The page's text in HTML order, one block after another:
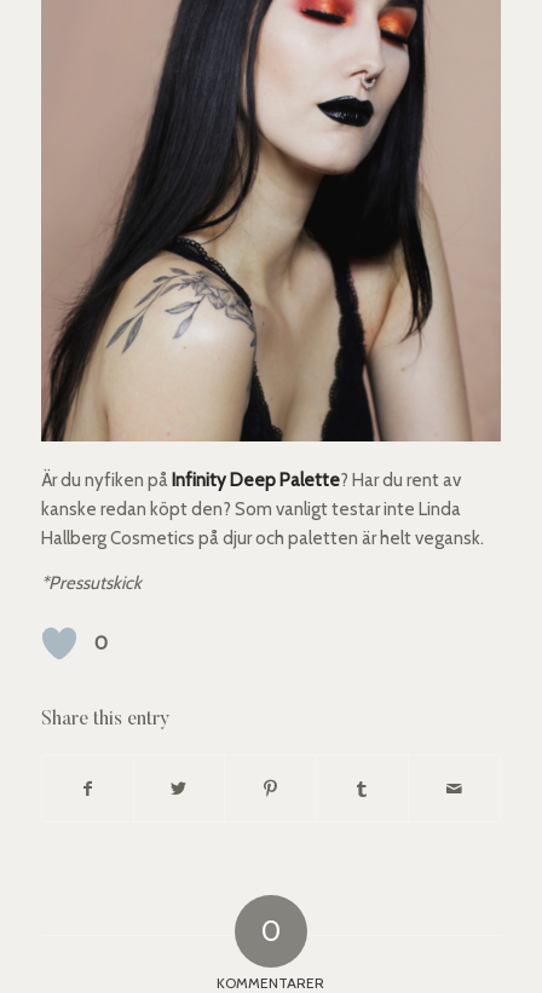
Är du nyfiken på Infinity Deep Palette? Har du rent av
kanske redan köpt den? Som vanligt testar inte Linda
Hallberg Cosmetics på djur och paletten är helt vegansk.
*Pressutskick
0
Share this entry
0
KOMMENTARER